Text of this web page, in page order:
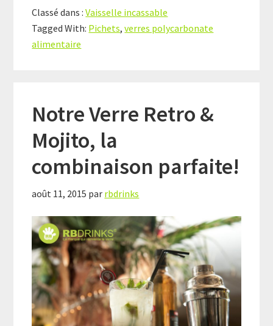
Classé dans :Vaisselle incassable
Tagged With: Pichets,verres polycarbonate
alimentaire
Notre Verre Retro &
Mojito, la
combinaison parfaite!
août 11, 2015 par rbdrinks